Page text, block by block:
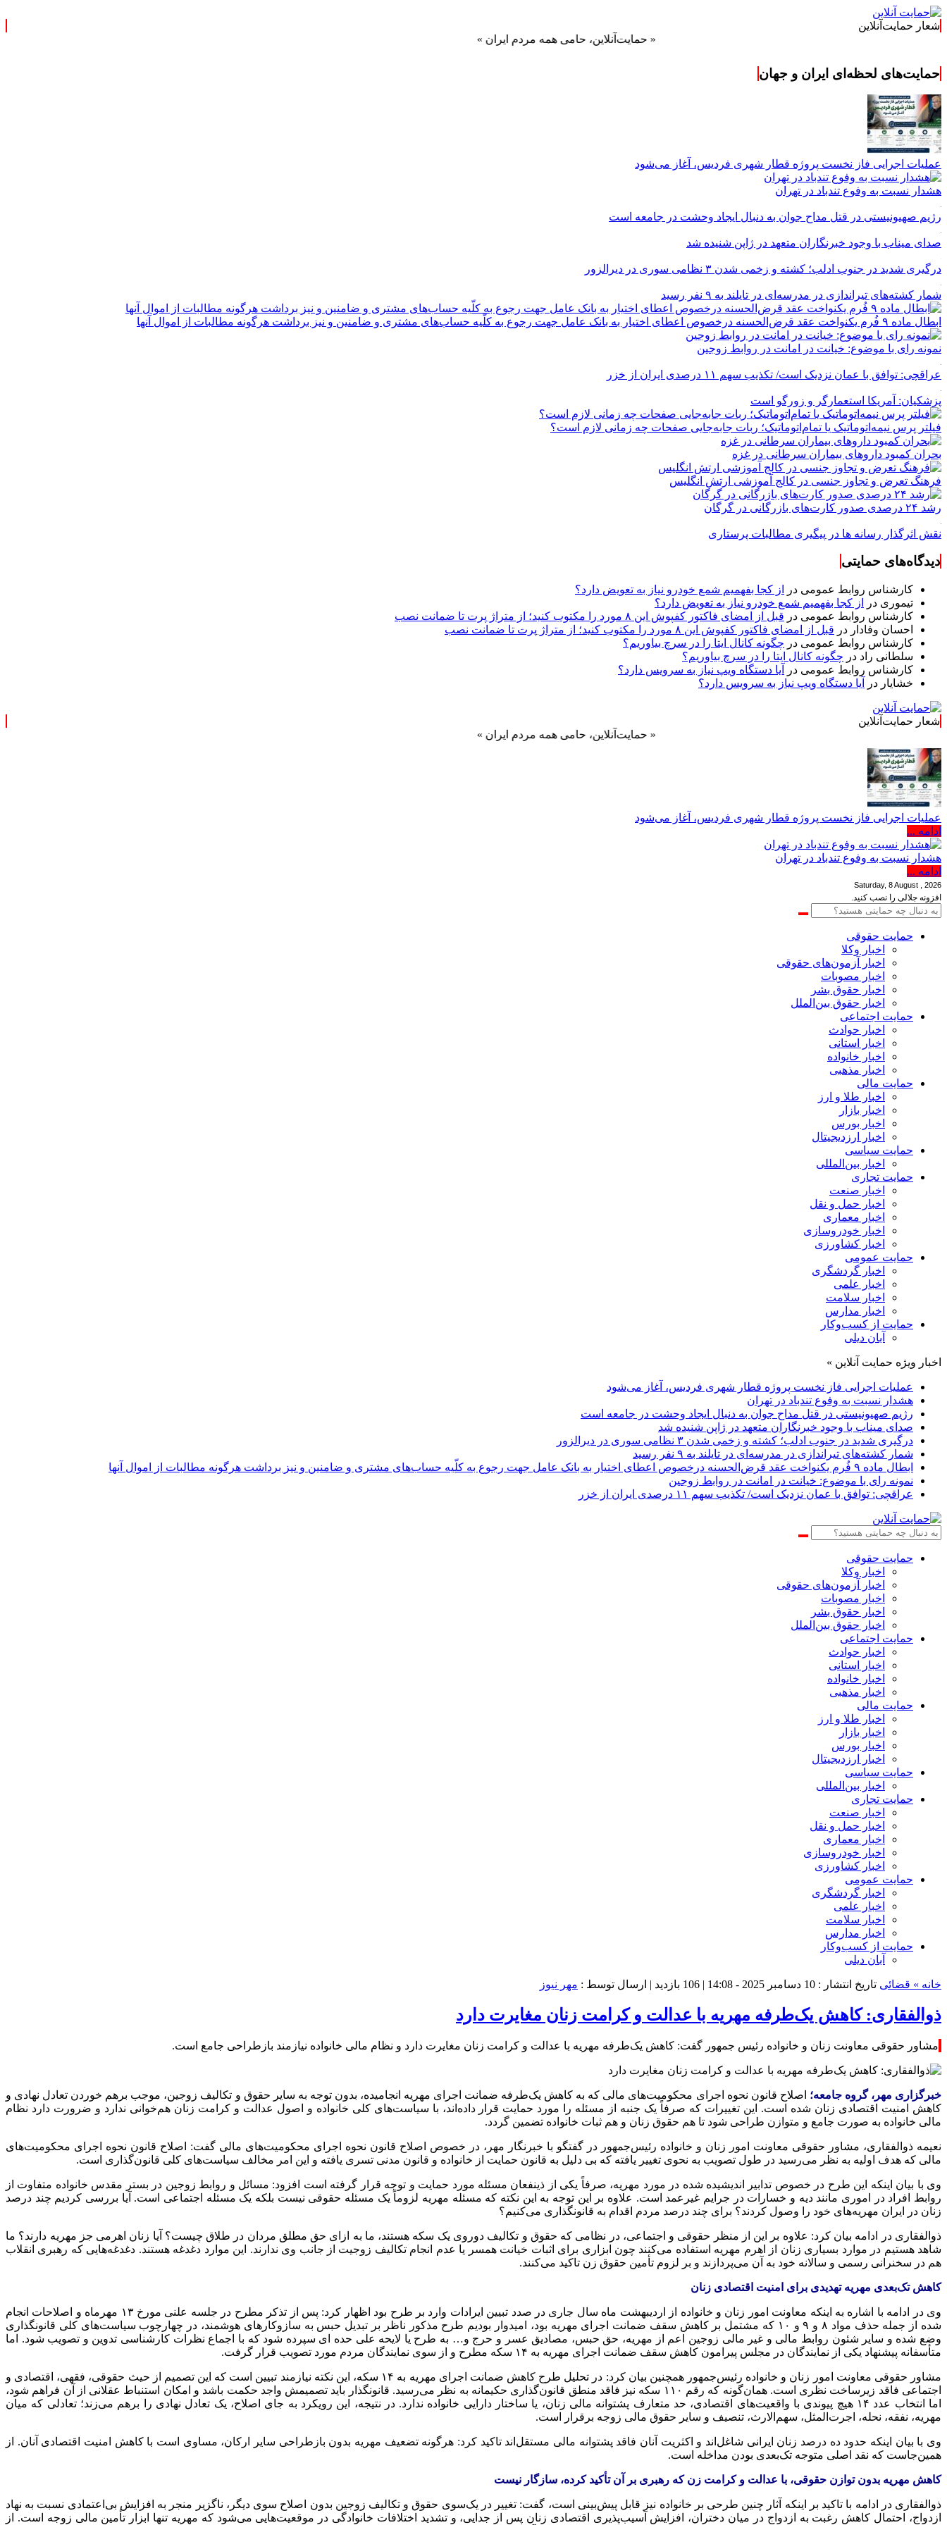
شعار حمایت‌آنلاین
« حمایت‌آنلاین، حامی همه مردم ایران »
حمایت‌های لحظه‌ای ایران و جهان
عملیات اجرایی فاز نخست پروژه قطار شهری فردیس، آغاز می‌شود
هشدار نسبت به وفوع تندباد در تهران
رژیم صهیونیستی در قتل مداح جوان به دنبال ایجاد وحشت در جامعه است
صدای میناب با وجود خبرنگاران متعهد در ژاپن شنیده شد
درگیری شدید در جنوب ادلب؛ کشته و زخمی شدن ۳ نظامی سوری در دیرالزور
شمار کشته‌های تیراندازی در مدرسه‌ای در تایلند به ۹ نفر رسید
ابطال ماده ۹ فُرم یکنواخت عقد قرض‌الحسنه درخصوص اعطای اختیار به بانک عامل جهت رجوع به کلّیه حساب‌های مشتری و ضامنین و نیز برداشت هرگونه مطالبات از اموال آنها
نمونه رای با موضوع: خیانت در امانت در روابط زوجین
عراقچی: توافق با عمان نزدیک است/ تکذیب سهم ۱۱ درصدی ایران از خزر
پزشکیان: آمریکا استعمارگر و زورگو است
فیلتر پرس نیمه‌اتوماتیک یا تمام‌اتوماتیک؛ ربات جابه‌جایی صفحات چه زمانی لازم است؟
بحران کمبود دارو‌های بیماران سرطانی در غزه
فرهنگ تعرض و تجاوز جنسی در کالج آموزشی ارتش انگلیس
رشد ۲۴ درصدی صدور کارت‌های بازرگانی در گرگان
نقش اثرگذار رسانه ها در پیگیری مطالبات پرستاری
دیدگاه‌های حمایتی
کارشناس روابط عمومی در
از کجا بفهمیم شمع خودرو نیاز به تعویض دارد؟
تیموری در
از کجا بفهمیم شمع خودرو نیاز به تعویض دارد؟
کارشناس روابط عمومی در قبل از امضای فاکتور کفپوش این ۸ مورد را مکتوب کنید؛ از متراژ پرت تا ضمانت نصب
احسان وفادار در قبل از امضای فاکتور کفپوش این ۸ مورد را مکتوب کنید؛ از متراژ پرت تا ضمانت نصب
کارشناس روابط عمومی در چگونه کانال ایتا را در سرچ بیاوریم؟
سلطانی راد در چگونه کانال ایتا را در سرچ بیاوریم؟
کارشناس روابط عمومی در
آیا دستگاه ویپ نیاز به سرویس دارد؟
خشایار در آیا دستگاه ویپ نیاز به سرویس دارد؟
شعار حمایت‌آنلاین
« حمایت‌آنلاین، حامی همه مردم ایران »
عملیات اجرایی فاز نخست پروژه قطار شهری فردیس، آغاز می‌شود
ادامه ...
هشدار نسبت به وفوع تندباد در تهران
ادامه ...
Saturday, 8 August , 2026
افزونه جلالی را نصب کنید.
حمایت حقوقی
اخبار وکلا
اخبار آزمون‌های حقوقی
اخبار مصوبات
اخبار حقوق بشر
اخبار حقوق بین‌الملل
حمایت اجتماعی
اخبار حوادث
اخبار استانی
اخبار خانواده
اخبار مذهبی
حمایت مالی
اخبار طلا و ارز
اخبار بازار
اخبار بورس
اخبار ارزدیجیتال
حمایت سیاسی
اخبار بین‌المللی
حمایت تجاری
اخبار صنعت
اخبار حمل و نقل
اخبار معماری
اخبار خودروسازی
اخبار کشاورزی
حمایت عمومی
اخبار گردشگری
اخبار علمی
اخبار سلامت
اخبار مدارس
حمایت از کسب‌وکار
آبان دیلی
اخبار ویژه حمایت آنلاین »
عملیات اجرایی فاز نخست پروژه قطار شهری فردیس، آغاز می‌شود
هشدار نسبت به وفوع تندباد در تهران
رژیم صهیونیستی در قتل مداح جوان به دنبال ایجاد وحشت در جامعه است
صدای میناب با وجود خبرنگاران متعهد در ژاپن شنیده شد
درگیری شدید در جنوب ادلب؛ کشته و زخمی شدن ۳ نظامی سوری در دیرالزور
شمار کشته‌های تیراندازی در مدرسه‌ای در تایلند به ۹ نفر رسید
ابطال ماده ۹ فُرم یکنواخت عقد قرض‌الحسنه درخصوص اعطای اختیار به بانک عامل جهت رجوع به کلّیه حساب‌های مشتری و ضامنین و نیز برداشت هرگونه مطالبات از اموال آنها
نمونه رای با موضوع: خیانت در امانت در روابط زوجین
عراقچی: توافق با عمان نزدیک است/ تکذیب سهم ۱۱ درصدی ایران از خزر
حمایت حقوقی
اخبار وکلا
اخبار آزمون‌های حقوقی
اخبار مصوبات
اخبار حقوق بشر
اخبار حقوق بین‌الملل
حمایت اجتماعی
اخبار حوادث
اخبار استانی
اخبار خانواده
اخبار مذهبی
حمایت مالی
اخبار طلا و ارز
اخبار بازار
اخبار بورس
اخبار ارزدیجیتال
حمایت سیاسی
اخبار بین‌المللی
حمایت تجاری
اخبار صنعت
اخبار حمل و نقل
اخبار معماری
اخبار خودروسازی
اخبار کشاورزی
حمایت عمومی
اخبار گردشگری
اخبار علمی
اخبار سلامت
اخبار مدارس
حمایت از کسب‌وکار
آبان دیلی
خانه » قضائی تاریخ انتشار : 10 دسامبر 2025 - 14:08 | 106 بازدید | ارسال توسط : مهر نیوز
ذوالفقاری: کاهش یک‌طرفه مهریه با عدالت و کرامت زنان مغایرت دارد
مشاور حقوقی معاونت زنان و خانواده رئیس جمهور گفت: کاهش یک‌طرفه مهریه با عدالت و کرامت زنان مغایرت دارد و نظام مالی خانواده نیازمند بازطراحی جامع است.
خبرگزاری مهر، گروه جامعه؛ اصلاح قانون نحوه اجرای محکومیت‌های مالی که به کاهش یک‌طرفه ضمانت اجرای مهریه انجامیده، بدونتوجه به سایر حقوق و تکالیف زوجین، موجب برهم خوردن تعادل نهادی و
کاهش امنیت اقتصادی زنان شده است. این تغییرات که صرفاً یک جنبه از مسئله را مورد حمایت قرار داده‌اند، با سیاست‌های کلی خانواده و اصول عدالت و کرامت زنان هم‌خوانی ندارد و ضرورت دارد نظام
مالی خانواده به صورت جامع و متوازن طراحی شود تا هم حقوق زنان و هم ثبات خانواده تضمین گردد.
نعیمه ذوالفقاری، مشاور حقوقی معاونت امور زنان و خانواده رئیس‌جمهور در گفتگو با خبرنگار مهر، در خصوص اصلاح قانون نحوه اجرای محکومیت‌های مالی گفت: اصلاح قانون نحوه اجرای محکومیت‌های
مالی که هدف اولیه به نظر می‌رسید در طول تصویب به نحوی تغییر یافته که بی دلیل به قانون حمایت از خانواده و قانون مدنی تسری یافته و این امر مخالف سیاست‌های کلی قانون‌گذاری است.
وی با بیان اینکه این طرح در خصوص تدابیر اندیشیده شده در مورد مهریه، صرفاً یکی از ذینفعان مسئله مورد حمایت و توجه قرار گرفته است افزود: مسائل و روابط زوجین در بستر مقدس خانواده متفاوت از
روابط افراد در اموری ماننددیه و خسارات در جرایم غیرعمد است. علاوه بر این توجه به این نکته که مسئله مهریه لزوماً یک مسئله حقوقی نیست بلکه یک مسئله اجتماعی است. آیا بررسی کردیم چند درصد
زنان در ایران مهریه‌های خود را وصول کردند؟ برای چند درصد مردم اقدام به قانونگذاری می‌کنیم؟
ذوالفقاری در ادامه بیان کرد: علاوه بر این از منظر حقوقی و اجتماعی، در نظامی که حقوق و تکالیف دوروی یک سکه هستند، ما به ازای حق مطلق مردان در طلاق چیست؟ آیا زنان اهرمی جز مهریه دارند؟ ما
شاهد هستیم در موارد بسیاری زنان از اهرم مهریه استفاده می‌کنند چون ابزاری برای اثبات خیانت همسر یا عدم انجام تکالیف زوجیت از جانب وی ندارند. این موارد دغدغه هستند. دغدغه‌هایی که رهبری انقلاب
هم در سخنرانی رسمی و سالانه خود به آن می‌پردازند و بر لزوم تأمین حقوق زن تاکید می‌کنند.
کاهش تک‌بعدی مهریه تهدیدی برای امنیت اقتصادی زنان
وی در ادامه با اشاره به اینکه معاونت امور زنان و خانواده از اردیبهشت ماه سال جاری
در صدد تبیین ایرادات وارد بر طرح بود اظهار کرد: پس از تذکر مطرح در جلسه علنی مورخ ۱۳ مهرماه و اصلاحات انجام
شده از جمله حذف مواد ۸ و ۹ و ۱۰ که
مشتمل بر کاهش سقف ضمانت اجرای مهریه بود، امیدوار بودیم طرح مذکور ناظر بر تبدیل حبس به سازوکارهای هوشمند، در چهارچوب سیاست‌های کلی قانونگذاری
وضع شده و سایر شئون روابط مالی و غیر مالی زوجین اعم از مهریه، حق حبس، مصادیق عسر و حرج و… به طرح یا لایحه علی حده ای سپرده شود که با اجماع نظرات کارشناسی تدوین و تصویب شود. اما
متأسفانه پیشنهاد یکی از نمایندگان در مجلس پیرامون کاهش سقف ضمانت اجرای مهریه به ۱۴ سکه مطرح و از سوی نمایندگان مردم مورد تصویب قرار گرفت.
مشاور حقوقی معاونت امور زنان و خانواده رئیس‌جمهور همچنین بیان کرد: در تحلیل طرح کاهش ضمانت اجرای مهریه به ۱۴ سکه، این نکته نیازمند تبیین است که این تصمیم از حیث حقوقی، فقهی، اقتصادی و
اجتماعی فاقد زیرساخت نظری است. همان‌گونه که رقم ۱۱۰ سکه نیز فاقد منطق قانون‌گذاری حکیمانه به نظر می‌رسید. قانونگذار باید تصمیمش واجد حکمت باشد و امکان استنباط عقلانی از آن فراهم شود،
اما
انتخاب
عدد ۱۴ هیچ پیوندی با واقعیت‌های اقتصادی، حد متعارف پشتوانه مالی زنان، یا ساختار دارایی خانواده ندارد. در نتیجه، این رویکرد به جای اصلاح، یک تعادل نهادی را برهم می‌زند؛ تعادلی که میان
مهریه، نفقه، نحله، اجرت‌المثل، سهم‌الارث، تنصیف و سایر حقوق مالی زوجه برقرار است.
وی با بیان اینکه حدود ده درصد زنان ایرانی شاغل‌اند و اکثریت آنان فاقد پشتوانه مالی مستقل‌اند تاکید کرد: هرگونه تضعیف مهریه بدون بازطراحی سایر ارکان، مساوی است با کاهش امنیت اقتصادی آنان. از
همین‌جاست که نقد اصلی متوجه تک‌بعدی بودن مداخله است.
کاهش مهریه بدون توازن حقوقی، با عدالت و کرامت زن که رهبری بر آن تأکید کرده، سازگار نیست
ذوالفقاری در ادامه با تاکید بر اینکه آثار چنین طرحی بر خانواده نیز قابل پیش‌بینی است، گفت: تغییر در یک‌سوی حقوق و تکالیف زوجین بدون اصلاح سوی دیگر، ناگزیر منجر به افزایش بی‌اعتمادی نسبت به نهاد
ازدواج، احتمال کاهش رغبت به ازدواج در میان دختران، افزایش آسیب‌پذیری اقتصادی زنان پس از جدایی، و تشدید اختلافات خانوادگی در موقعیت‌هایی می‌شود که مهریه تنها ابزار تأمین مالی زوجه است. از